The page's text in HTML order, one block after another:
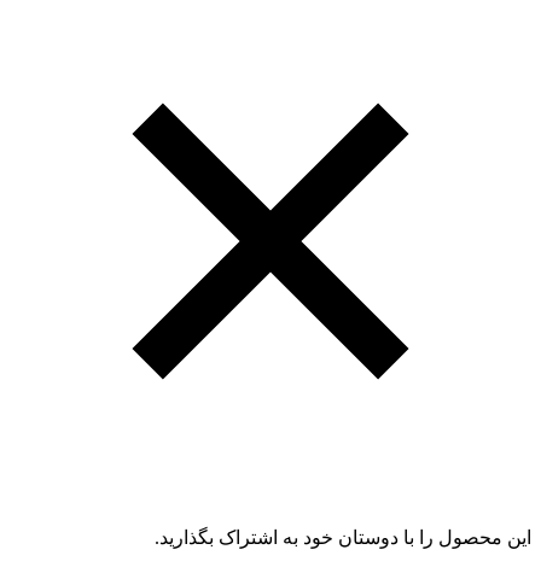
این محصول را با دوستان خود به اشتراک بگذارید.